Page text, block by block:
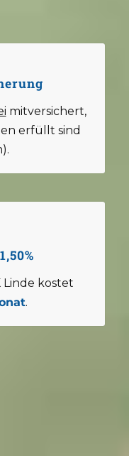
mitversichert,
erfüllt sind
Linde kostet
.